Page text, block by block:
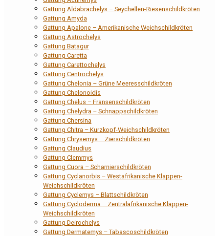
Gattung Aldabrachelys – Seychellen-Riesenschildkröten
Gattung Amyda
Gattung Apalone – Amerikanische Weichschildkröten
Gattung Astrochelys
Gattung Batagur
Gattung Caretta
Gattung Carettochelys
Gattung Centrochelys
Gattung Chelonia – Grüne Meeresschildkröten
Gattung Chelonoidis
Gattung Chelus – Fransenschildkröten
Gattung Chelydra – Schnappschildkröten
Gattung Chersina
Gattung Chitra – Kurzkopf-Weichschildkröten
Gattung Chrysemys – Zierschildkröten
Gattung Claudius
Gattung Clemmys
Gattung Cuora – Scharnierschildkröten
Gattung Cyclanorbis – Westafrikanische Klappen-
Weichschildkröten
Gattung Cyclemys – Blattschildkröten
Gattung Cycloderma – Zentralafrikanische Klappen-
Weichschildkröten
Gattung Deirochelys
Gattung Dermatemys – Tabascoschildkröten